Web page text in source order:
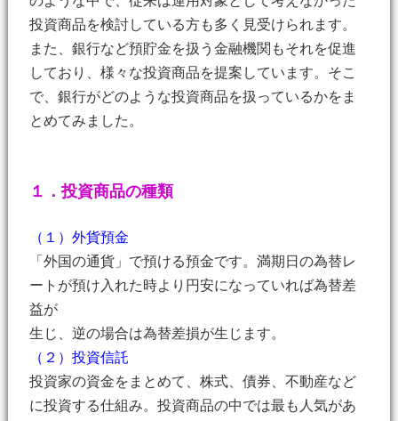
投資商品を検討している方も多く見受けられます。
また、銀行など預貯金を扱う金融機関もそれを促進
しており、様々な投資商品を提案しています。そこ
で、銀行がどのような投資商品を扱っているかをま
とめてみました。
１．投資商品の種類
（１）外貨預金
「外国の通貨」で預ける預金です。満期日の為替レ
ートが預け入れた時より円安になっていれば為替差
益が
生じ、逆の場合は為替差損が生じます。
（２）投資信託
投資家の資金をまとめて、株式、債券、不動産など
に投資する仕組み。投資商品の中では最も人気があ